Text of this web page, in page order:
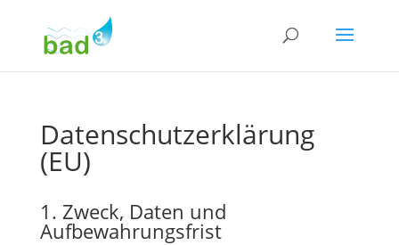
Datenschutzerklärung
(EU)
1. Zweck, Daten und
Aufbewahrungsfrist